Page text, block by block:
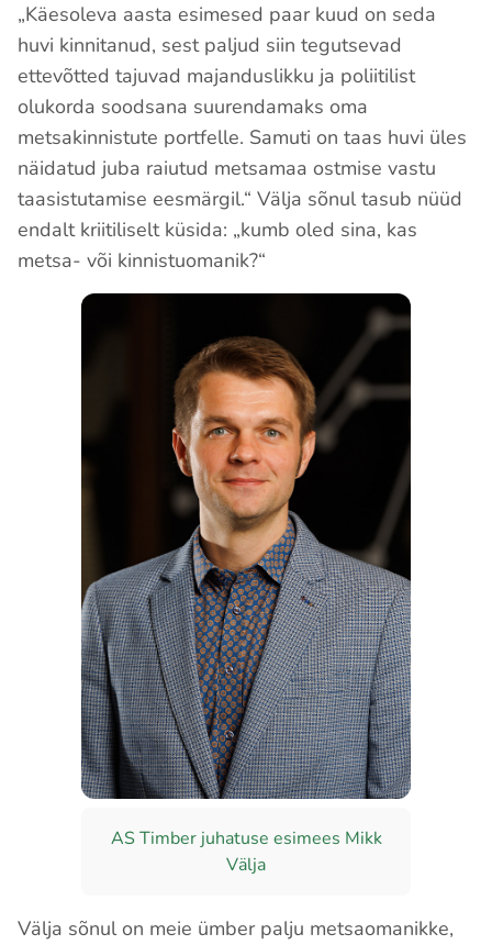
„Käesoleva aasta esimesed paar kuud on seda
huvi kinnitanud, sest paljud siin tegutsevad
ettevõtted tajuvad majanduslikku ja poliitilist
olukorda soodsana suurendamaks oma
metsakinnistute portfelle. Samuti on taas huvi üles
näidatud juba raiutud metsamaa ostmise vastu
taasistutamise eesmärgil.“ Välja sõnul tasub nüüd
endalt kriitiliselt küsida: „kumb oled sina, kas
metsa- või kinnistuomanik?“
AS Timber juhatuse esimees Mikk
Välja
Välja sõnul on meie ümber palju metsaomanikke,